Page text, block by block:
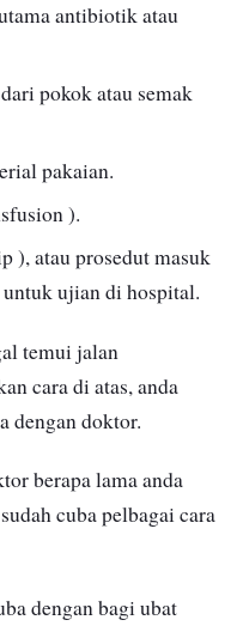
antibiotik atau
pokok atau semak
pakaian.
).
), atau prosedut masuk
ujian di hospital.
temui jalan
cara di atas, anda
dengan doktor.
berapa lama anda
cuba pelbagai cara
dengan bagi ubat